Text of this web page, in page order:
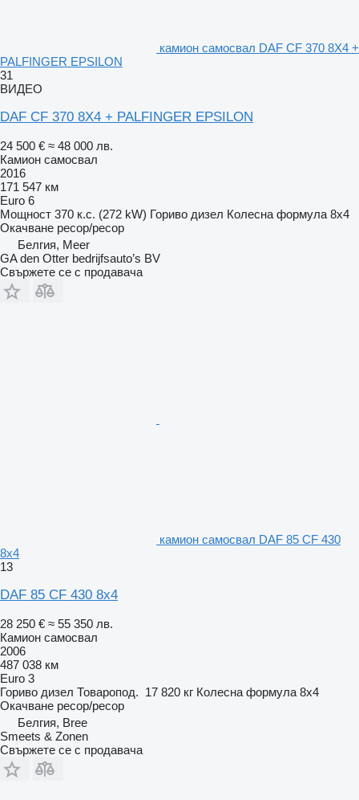
камион самосвал DAF CF 370 8X4 +
PALFINGER EPSILON
31
ВИДЕО
DAF CF 370 8X4 + PALFINGER EPSILON
24 500 € ≈ 48 000 лв.
Камион самосвал
2016
171 547 км
Euro 6
Мощност 370 к.с. (272 kW) Гориво дизел Колесна формула 8x4
Окачване ресор/ресор
Белгия, Meer
GA den Otter bedrijfsauto’s BV
Свържете се с продавача
камион самосвал DAF 85 CF 430
8x4
13
DAF 85 CF 430 8x4
28 250 € ≈ 55 350 лв.
Камион самосвал
2006
487 038 км
Euro 3
Гориво дизел Товаропод. 17 820 кг Колесна формула 8x4
Окачване ресор/ресор
Белгия, Bree
Smeets & Zonen
Свържете се с продавача